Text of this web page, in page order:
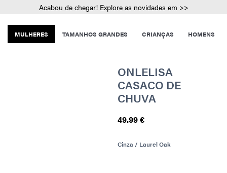
Acabou de chegar! Explore as novidades em >>
MULHERES TAMANHOS GRANDES CRIANÇAS HOMENS
ONLELISA
CASACO DE
CHUVA
49.99 €
Cinza / Laurel Oak